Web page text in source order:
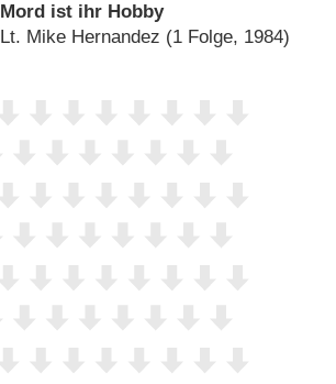
Mord ist ihr Hobby
Lt. Mike Hernandez (1 Folge, 1984)